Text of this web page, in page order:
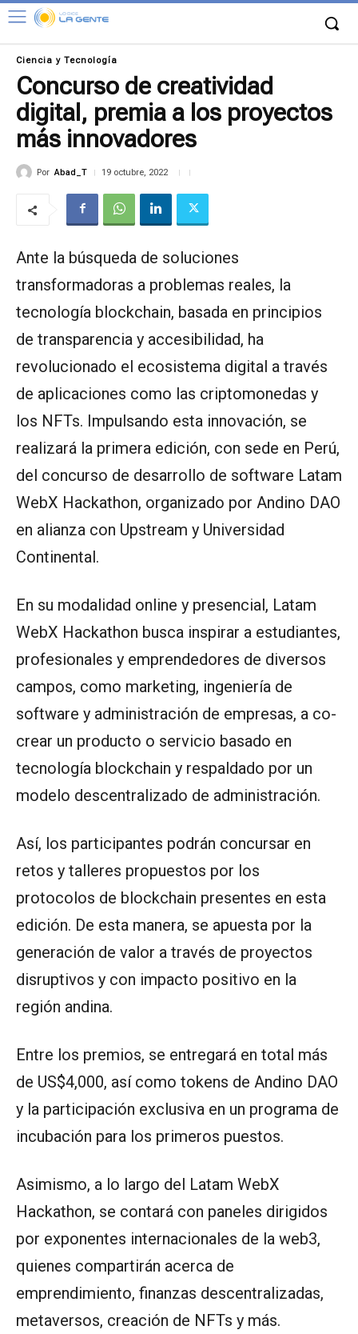
Ciencia y Tecnología
Concurso de creatividad
digital, premia a los proyectos
más innovadores
Por Abad_T 19 octubre, 2022
Ante la búsqueda de soluciones
transformadoras a problemas reales, la
tecnología blockchain, basada en principios
de transparencia y accesibilidad, ha
revolucionado el ecosistema digital a través
de aplicaciones como las criptomonedas y
los NFTs. Impulsando esta innovación, se
realizará la primera edición, con sede en Perú,
del concurso de desarrollo de software Latam
WebX Hackathon, organizado por Andino DAO
en alianza con Upstream y Universidad
Continental.
En su modalidad online y presencial, Latam
WebX Hackathon busca inspirar a estudiantes,
profesionales y emprendedores de diversos
campos, como marketing, ingeniería de
software y administración de empresas, a co-
crear un producto o servicio basado en
tecnología blockchain y respaldado por un
modelo descentralizado de administración.
Así, los participantes podrán concursar en
retos y talleres propuestos por los
protocolos de blockchain presentes en esta
edición. De esta manera, se apuesta por la
generación de valor a través de proyectos
disruptivos y con impacto positivo en la
región andina.
Entre los premios, se entregará en total más
de US$4,000, así como tokens de Andino DAO
y la participación exclusiva en un programa de
incubación para los primeros puestos.
Asimismo, a lo largo del Latam WebX
Hackathon, se contará con paneles dirigidos
por exponentes internacionales de la web3,
quienes compartirán acerca de
emprendimiento, finanzas descentralizadas,
metaversos, creación de NFTs y más.